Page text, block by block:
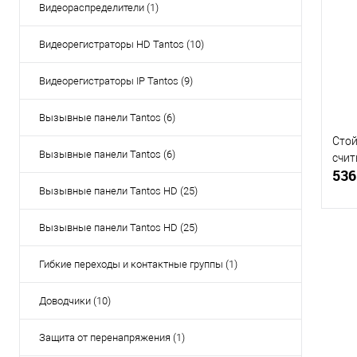
Видеораспределители (1)
Видеорегистраторы HD Tantos (10)
Видеорегистраторы IP Tantos (9)
Вызывные панели Tantos (6)
Вызывные панели Tantos (6)
Вызывные панели Tantos HD (25)
Вызывные панели Tantos HD (25)
Гибкие переходы и контактные группы (1)
Доводчики (10)
Защита от перенапряжения (1)